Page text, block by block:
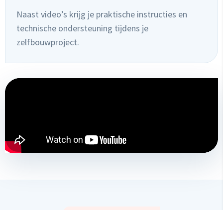
Naast video’s krijg je praktische instructies en
technische ondersteuning tijdens je
zelfbouwproject.